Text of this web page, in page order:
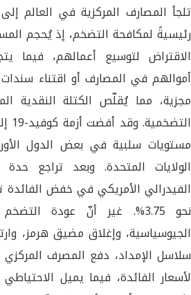
تلجأ المصارف المركزية في العالم
رئيسيةً لمكافحة التضخم، إذ يُحجم
الاقتراض لتوسيع أعمالهم، فيما
أموالهم في المصارف أو اقتناء
مجزية، مما يُقلّص الكتلة النقدية
الولايات المتحدة. وبعد تراجع حدة
الفيدرالي الأمريكي في خفض
نحو 3.75%. غير أنّ عودة
الجيوسياسية، وإغلاق مضيق هرمز،
سلاسل الإمداد، دفع المصرف
لأسعار الفائدة، فيما يميل